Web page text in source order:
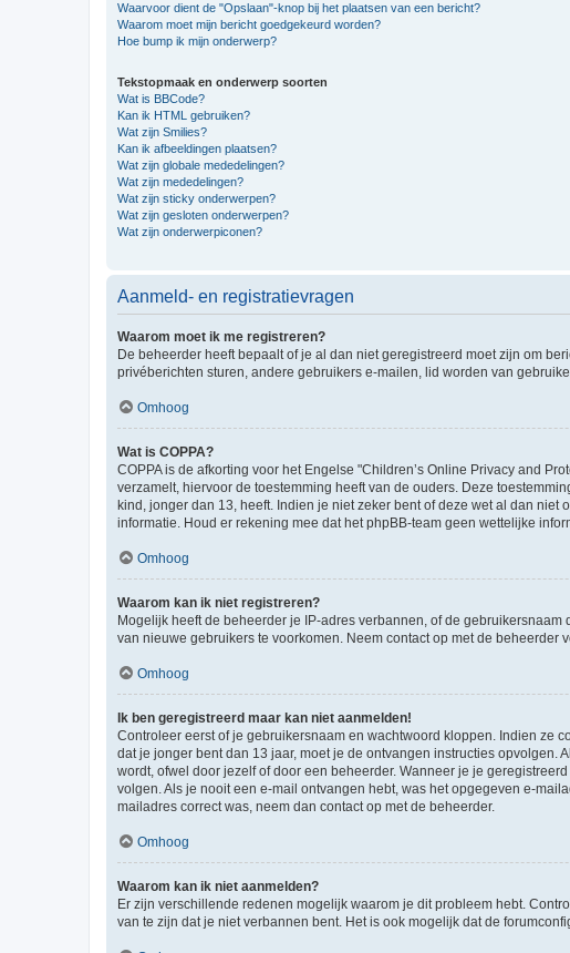
Waarvoor dient de "Opslaan"-knop bij het plaatsen van een bericht?
Waarom moet mijn bericht goedgekeurd worden?
Hoe bump ik mijn onderwerp?
Tekstopmaak en onderwerp soorten
Wat is BBCode?
Kan ik HTML gebruiken?
Wat zijn Smilies?
Kan ik afbeeldingen plaatsen?
Wat zijn globale mededelingen?
Wat zijn mededelingen?
Wat zijn sticky onderwerpen?
Wat zijn gesloten onderwerpen?
Wat zijn onderwerpiconen?
Aanmeld- en registratievragen
Waarom moet ik me registreren?
De beheerder heeft bepaalt of je al dan niet geregistreerd moet zijn om
privéberichten sturen, andere gebruikers e-mailen, lid worden van
Omhoog
Wat is COPPA?
COPPA is de afkorting voor het Engelse "Children’s Online Privacy and
verzamelt, hiervoor de toestemming heeft van de ouders. Deze
kind, jonger dan 13, heeft. Indien je niet zeker bent of deze wet al dan
informatie. Houd er rekening mee dat het phpBB-team geen wettelijke
Omhoog
Waarom kan ik niet registreren?
Mogelijk heeft de beheerder je IP-adres verbannen, of de
van nieuwe gebruikers te voorkomen. Neem contact op met de beheerder
Omhoog
Ik ben geregistreerd maar kan niet aanmelden!
Controleer eerst of je gebruikersnaam en wachtwoord kloppen. Indien ze
dat je jonger bent dan 13 jaar, moet je de ontvangen instructies opvolgen.
wordt, ofwel door jezelf of door een beheerder. Wanneer je je
volgen. Als je nooit een e-mail ontvangen hebt, was het opgegeven e-
mailadres correct was, neem dan contact op met de beheerder.
Omhoog
Waarom kan ik niet aanmelden?
Er zijn verschillende redenen mogelijk waarom je dit probleem hebt.
van te zijn dat je niet verbannen bent. Het is ook mogelijk dat de